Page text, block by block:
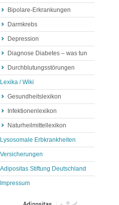
Bipolare-Erkrankungen
Darmkrebs
Depression
Diagnose Diabetes – was tun
Durchblutungsstörungen
Lexika / Wiki
Gesundheitslexikon
Infektionenlexikon
Naturheilmittellexikon
Lysosomale Erbkrankheiten
Versicherungen
Adipositas Stiftung Deutschland
Impressum